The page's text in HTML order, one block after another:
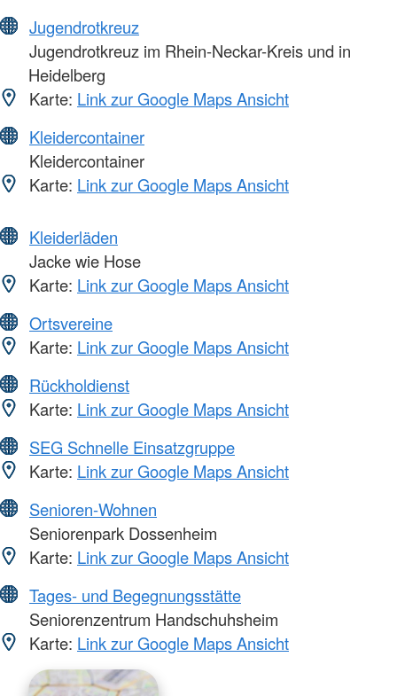
Jugendrotkreuz
Jugendrotkreuz im Rhein-Neckar-Kreis und in
Heidelberg
Karte: Link zur Google Maps Ansicht
Kleidercontainer
Kleidercontainer
Karte: Link zur Google Maps Ansicht
Kleiderläden
Jacke wie Hose
Karte: Link zur Google Maps Ansicht
Ortsvereine
Karte: Link zur Google Maps Ansicht
Rückholdienst
Karte: Link zur Google Maps Ansicht
SEG Schnelle Einsatzgruppe
Karte: Link zur Google Maps Ansicht
Senioren-Wohnen
Seniorenpark Dossenheim
Karte: Link zur Google Maps Ansicht
Tages- und Begegnungsstätte
Seniorenzentrum Handschuhsheim
Karte: Link zur Google Maps Ansicht